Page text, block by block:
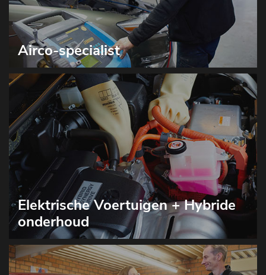
Airco-specialist
Elektrische Voertuigen + Hybride
onderhoud